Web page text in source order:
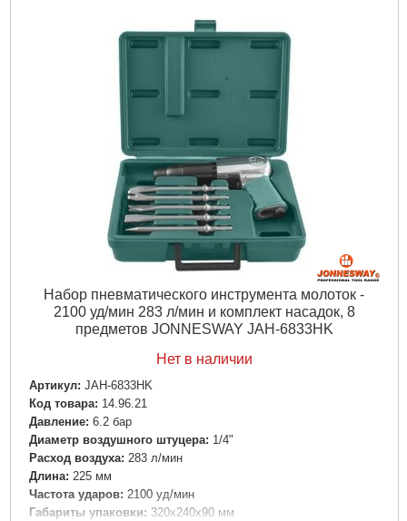
Подробнее...
Набор пневматического инструмента молоток -
2100 уд/мин 283 л/мин и комплект насадок, 8
предметов JONNESWAY JAH-6833HK
Нет в наличии
Артикул: JAH-6833HK
Код товара: 14.96.21
Давление: 6.2 бар
Диаметр воздушного штуцера: 1/4"
Расход воздуха: 283 л/мин
Длина: 225 мм
Частота ударов: 2100 уд/мин
Габариты упаковки: 320x240x90 мм